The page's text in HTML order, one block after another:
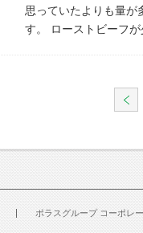
思っていたよりも量が
す。
ローストビーフ
ポラスグループ コーポレ